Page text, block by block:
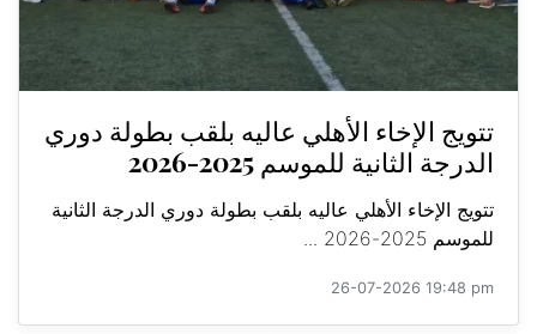
تتويج الإخاء الأهلي عاليه بلقب بطولة دوري
الدرجة الثانية للموسم 2025-2026
تتويج الإخاء الأهلي عاليه بلقب بطولة دوري الدرجة الثانية
للموسم 2025-2026 ...
26-07-2026 19:48 pm